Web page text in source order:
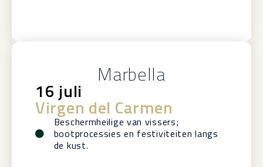
Marbella
16 juli
Virgen del Carmen
Beschermheilige van vissers;
bootprocessies en festiviteiten langs
de kust.